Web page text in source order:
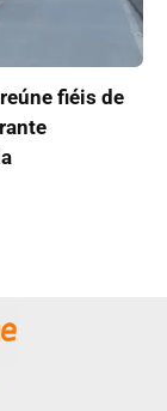
fiéis de